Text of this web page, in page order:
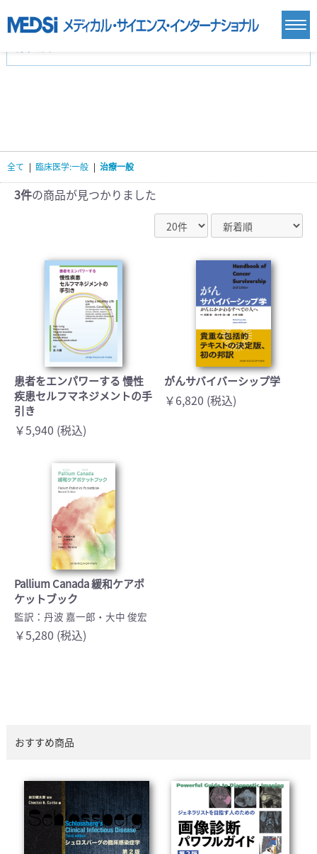
臨床医学:一般(359) 臨床医学:内科系(407)
基礎医学(93)
看護学(21)
医療技術(16)
栄養学(0)
薬学(7)
医学一般(91) マルチメディア(0)
全て | 臨床医学:一般 | 治療一般
3件の商品が見つかりました
患者をエンパワーする 慢性
疾患セルフマネジメントの手
引き
￥5,940 (税込)
がんサバイバーシップ学
￥6,820 (税込)
Pallium Canada 緩和ケアポ
ケットブック
監訳：丹波 嘉一郎・大中 俊宏
￥5,280 (税込)
おすすめ商品